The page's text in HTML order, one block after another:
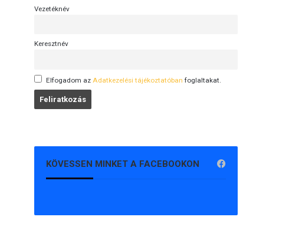
Vezetéknév
Keresztnév
Elfogadom az Adatkezelési tájékoztatóban foglaltakat.
KÖVESSEN MINKET A FACEBOOKON